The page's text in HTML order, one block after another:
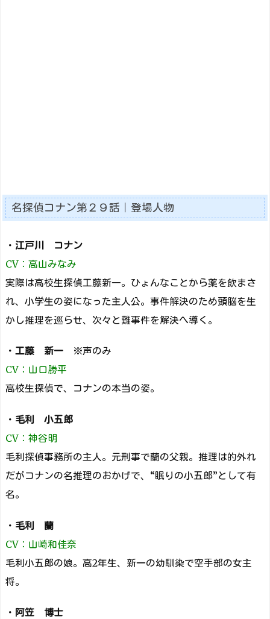
名探偵コナン第２９話｜登場人物
・ 江戸川 コナン
CV：高山みなみ
実際は高校生探偵工藤新一。ひょんなことから薬を飲まさ
れ、小学生の姿になった主人公。事件解決のため頭脳を生
かし推理を巡らせ、次々と難事件を解決へ導く。
・ 工藤 新一 ※声のみ
CV：山口勝平
高校生探偵で、コナンの本当の姿。
・ 毛利 小五郎
CV：神谷明
毛利探偵事務所の主人。元刑事で蘭の父親。推理は的外れ
だがコナンの名推理のおかげで、“眠りの小五郎”として有
名。
・ 毛利 蘭
CV：山崎和佳奈
毛利小五郎の娘。高2年生、新一の幼馴染で空手部の女主
将。
・ 阿笠 博士